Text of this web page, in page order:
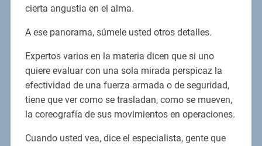
cierta angustia en el alma.
A ese panorama, súmele usted otros detalles.
Expertos varios en la materia dicen que si uno
quiere evaluar con una sola mirada perspicaz la
efectividad de una fuerza armada o de seguridad,
tiene que ver como se trasladan, como se mueven,
la coreografía de sus movimientos en operaciones.
Cuando usted vea, dice el especialista, gente que